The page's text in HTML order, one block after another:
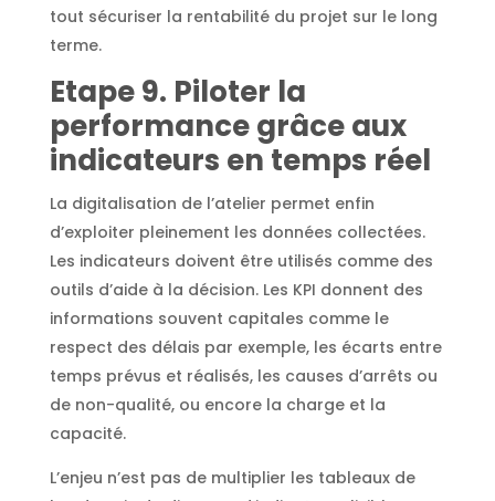
tout sécuriser la rentabilité du projet sur le long
terme.
Etape 9. Piloter la
performance grâce aux
indicateurs en temps réel
La digitalisation de l’atelier permet enfin
d’exploiter pleinement les données collectées.
Les indicateurs doivent être utilisés comme des
outils d’aide à la décision. Les KPI donnent des
informations souvent capitales comme le
respect des délais par exemple, les écarts entre
temps prévus et réalisés, les causes d’arrêts ou
de non-qualité, ou encore la charge et la
capacité.
L’enjeu n’est pas de multiplier les tableaux de